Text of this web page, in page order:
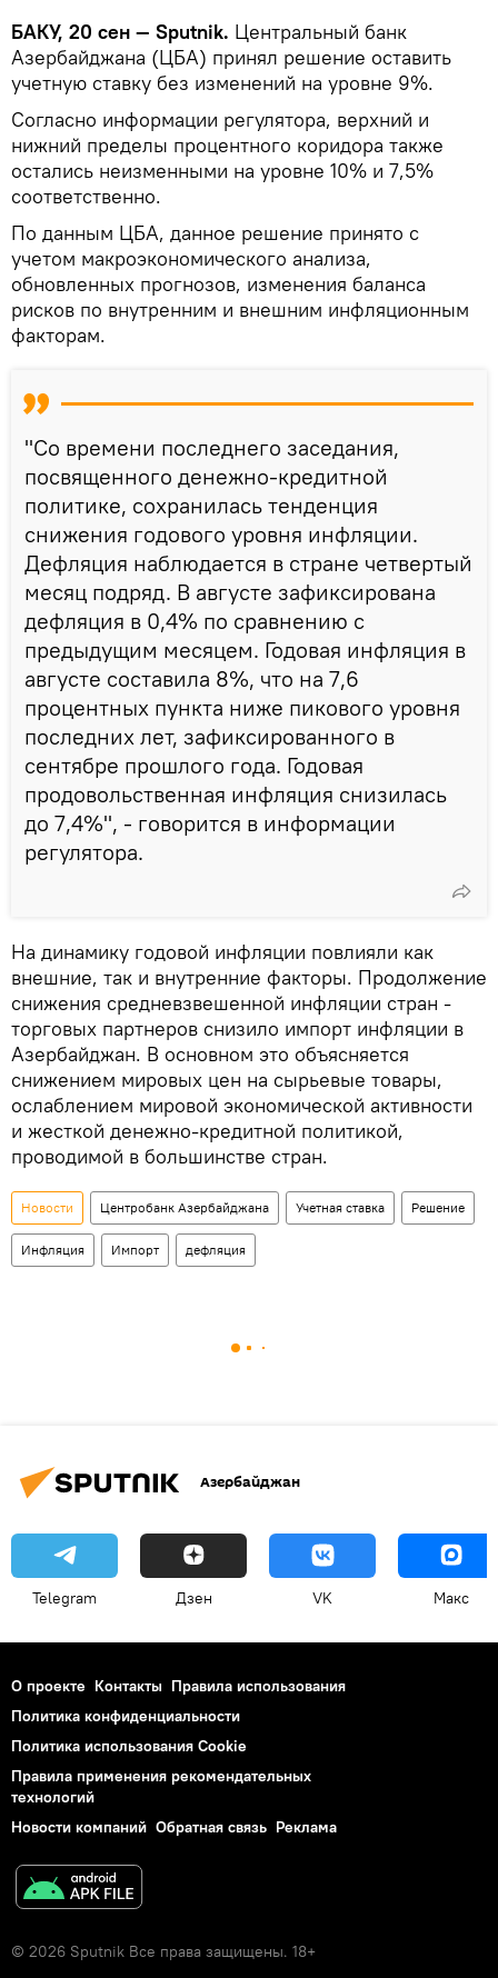
БАКУ, 20 сен — Sputnik. Центральный банк
Азербайджана (ЦБА) принял решение оставить
учетную ставку без изменений на уровне 9%.
Согласно информации регулятора, верхний и
нижний пределы процентного коридора также
остались неизменными на уровне 10% и 7,5%
соответственно.
По данным ЦБА, данное решение принято с
учетом макроэкономического анализа,
обновленных прогнозов, изменения баланса
рисков по внутренним и внешним инфляционным
факторам.
"Со времени последнего заседания,
посвященного денежно-кредитной
политике, сохранилась тенденция
снижения годового уровня инфляции.
Дефляция наблюдается в стране четвертый
месяц подряд. В августе зафиксирована
дефляция в 0,4% по сравнению с
предыдущим месяцем. Годовая инфляция в
августе составила 8%, что на 7,6
процентных пункта ниже пикового уровня
последних лет, зафиксированного в
сентябре прошлого года. Годовая
продовольственная инфляция снизилась
до 7,4%", - говорится в информации
регулятора.
На динамику годовой инфляции повлияли как
внешние, так и внутренние факторы. Продолжение
снижения средневзвешенной инфляции стран -
торговых партнеров снизило импорт инфляции в
Азербайджан. В основном это объясняется
снижением мировых цен на сырьевые товары,
ослаблением мировой экономической активности
и жесткой денежно-кредитной политикой,
проводимой в большинстве стран.
Новости Центробанк Азербайджана Учетная ставка Решение
Инфляция Импорт дефляция
Азербайджан
Telegram Дзен VK Макс
О проекте Контакты Правила использования
Политика конфиденциальности
Политика использования Cookie
Правила применения рекомендательных
технологий
Новости компаний Обратная связь Реклама
© 2026 Sputnik Все права защищены. 18+